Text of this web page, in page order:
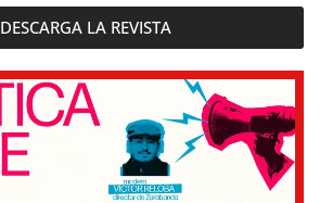
DESCARGA LA REVISTA